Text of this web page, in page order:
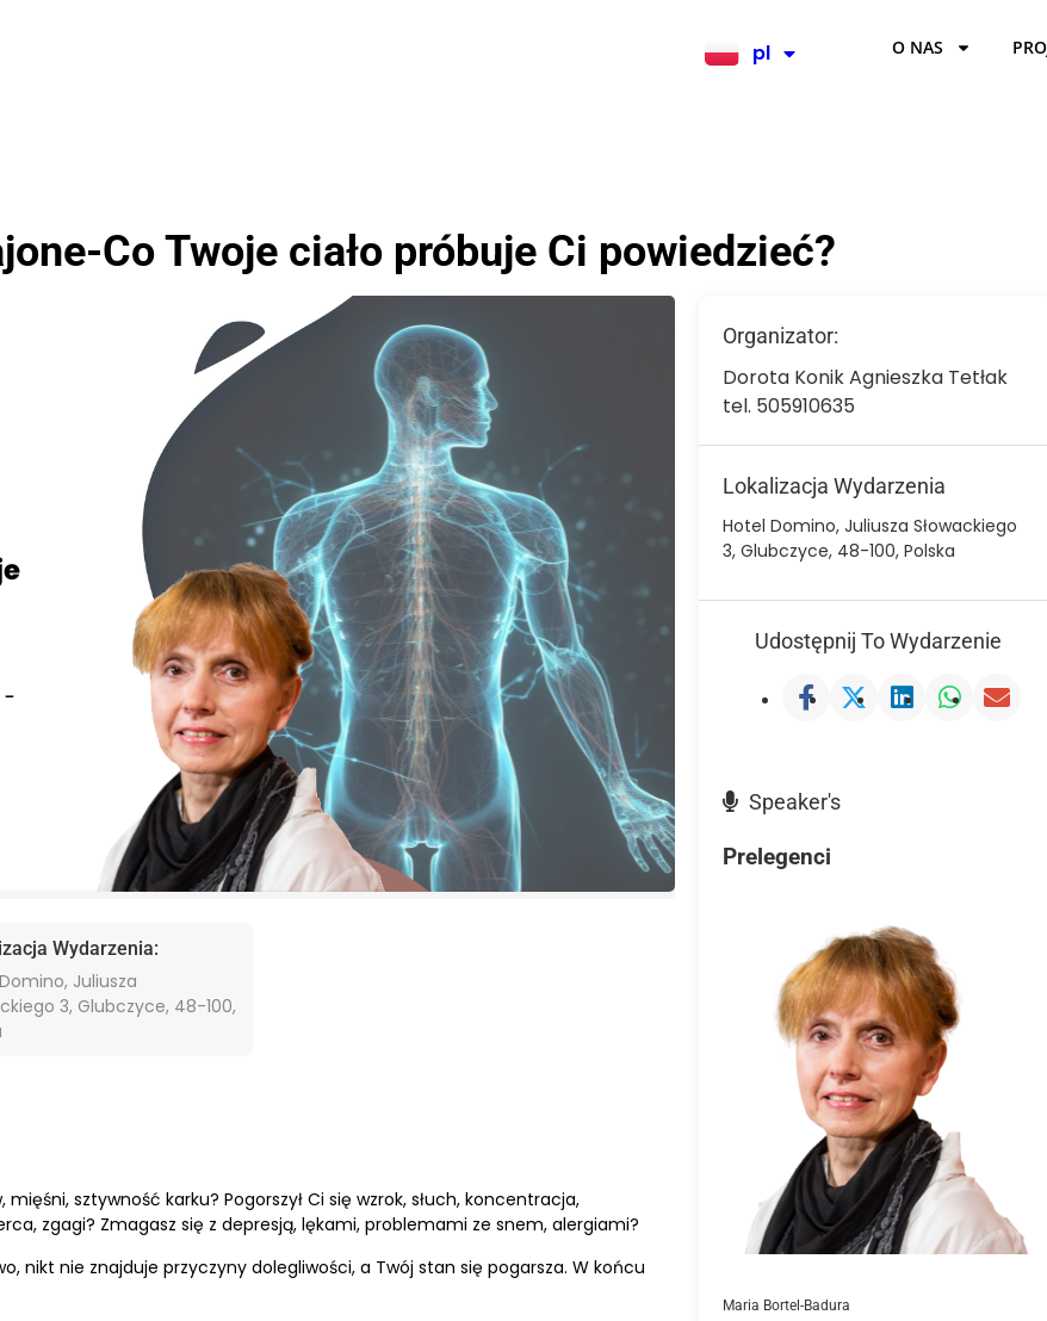
pl
en O NAS
Co Twoje ciało próbuje Ci powiedzieć?
Wydarzenia:
Juliusza
3, Glubczyce, 48-100,
sztywność karku? Pogorszył Ci się wzrok, słuch, koncentracja,
zgagi? Zmagasz się z depresją, lękami, problemami ze snem, alergiami?
nikt nie znajduje przyczyny dolegliwości, a Twój stan się pogarsza. W końcu
Organizator:
Dorota Konik Agnieszka Tetłak
tel. 505910635
Lokalizacja Wydarzenia
Hotel Domino, Juliusza Słowackiego
3, Glubczyce, 48-100, Polska
Udostępnij To Wydarzenie
Speaker's
Prelegenci
Maria Bortel-Badura